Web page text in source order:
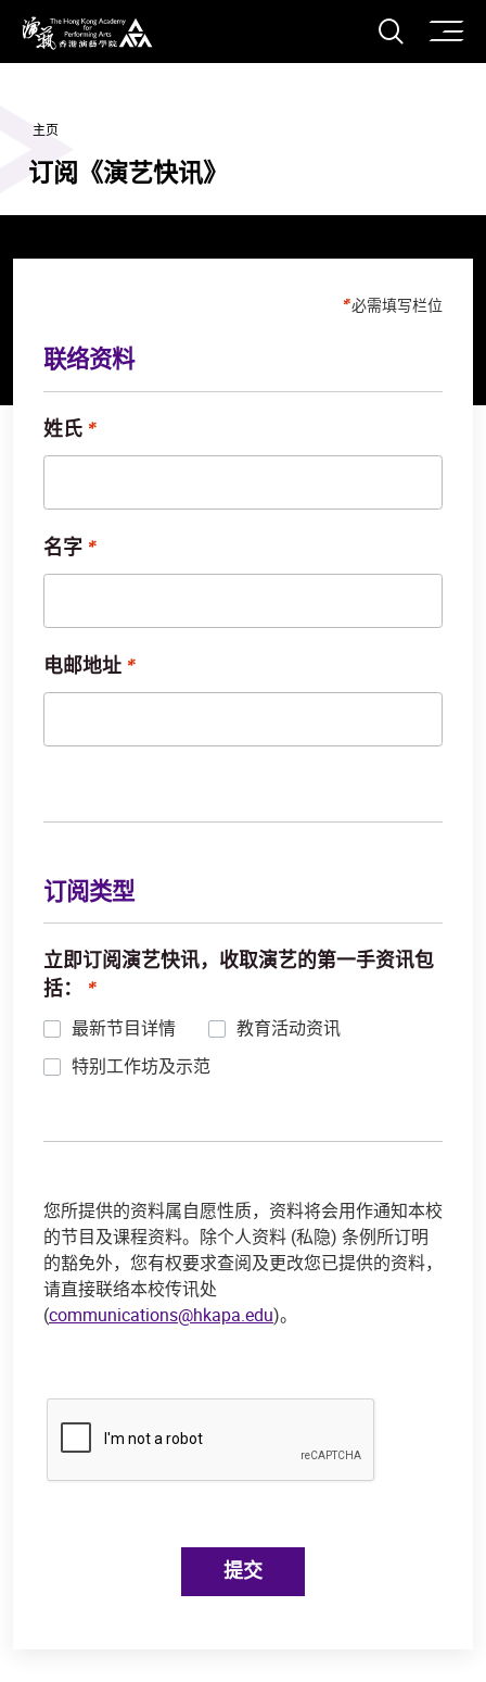
香港演艺学院
打开
主页
订阅《演艺快讯》
必需填写栏位
联络资料
姓氏
名字
电邮地址
订阅类型
立即订阅演艺快讯，收取演艺的第一手资讯包
括：
最新节目详情
教育活动资讯
特别工作坊及示范
您所提供的资料属自愿性质，资料将会用作通知本校
的节目及课程资料。除个人资料 (私隐) 条例所订明
的豁免外，您有权要求查阅及更改您已提供的资料，
请直接联络本校传讯处
(communications@hkapa.edu)。
提交